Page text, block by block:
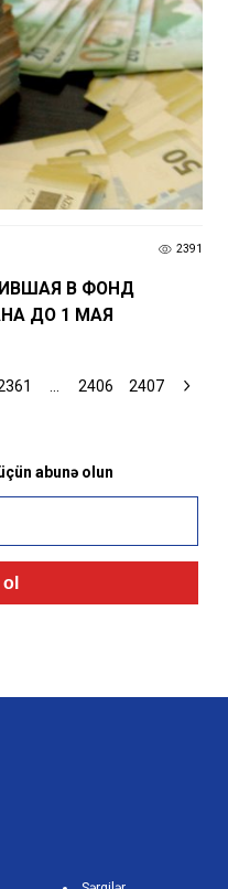
2391
В ФОНД
ДО 1 МАЯ
... 2406 2407
abunə olun